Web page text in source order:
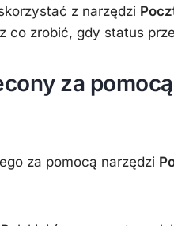
z narzędzi
co zrobić, gdy status
za
za pomocą narzędzi